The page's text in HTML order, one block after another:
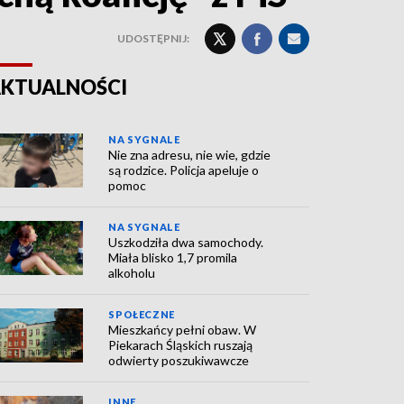
UDOSTĘPNIJ:
NA SYGNALE
Nie zna adresu, nie wie, gdzie
są rodzice. Policja apeluje o
pomoc
NA SYGNALE
Uszkodziła dwa samochody.
Miała blisko 1,7 promila
alkoholu
SPOŁECZNE
Mieszkańcy pełni obaw. W
Piekarach Śląskich ruszają
odwierty poszukiwawcze